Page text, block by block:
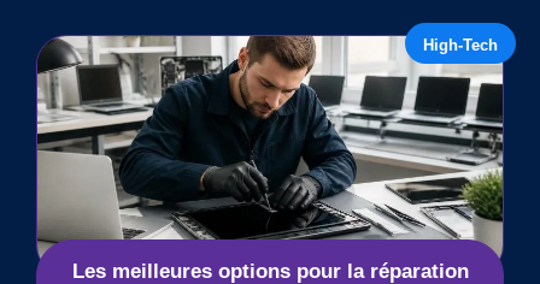
High-Tech
Les meilleures options pour la réparation